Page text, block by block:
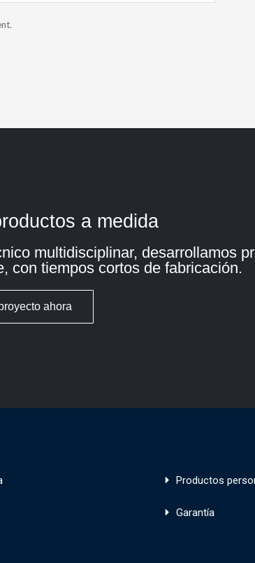
a medida
multidisciplinar, desarrollamos
con tiempos cortos de fabricación.
ahora
Productos
Garantía